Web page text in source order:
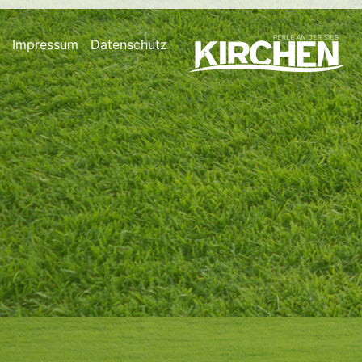
Impressum Datenschutz